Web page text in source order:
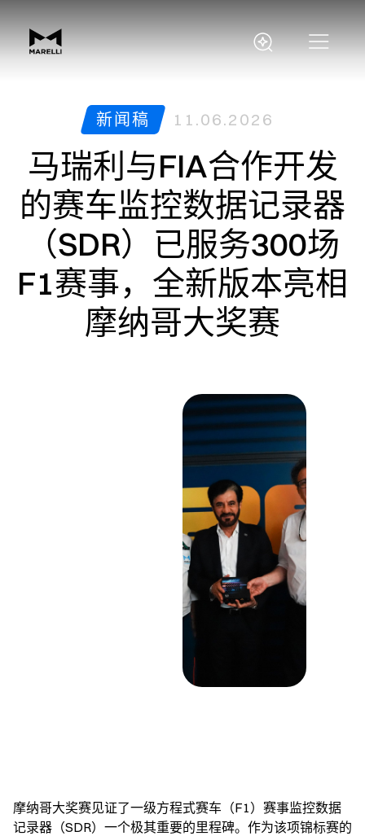
新闻稿 11.06.2026
马瑞利与FIA合作开发
的赛车监控数据记录器
（SDR）已服务300场
F1赛事，全新版本亮相
摩纳哥大奖赛
摩纳哥大奖赛见证了一级方程式赛车（F1）赛事监控数据
记录器（SDR）一个极其重要的里程碑。作为该项锦标赛的